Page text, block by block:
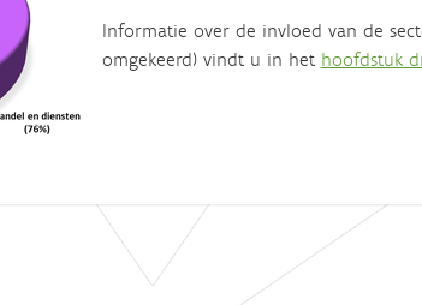
Informatie over de invloed van de
omgekeerd) vindt u in het hoofdstuk